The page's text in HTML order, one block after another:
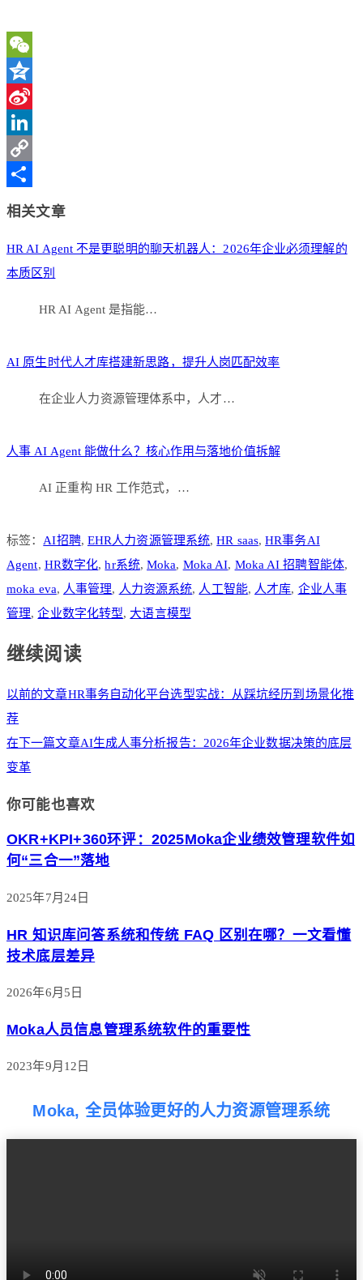
WeChat
Qzone
Sina
Weibo
LinkedIn
Copy
相关文章
HR AI Agent 不是更聪明的聊天机器人：2026年企业必须理解的
本质区别
HR AI Agent 是指能…
AI 原生时代人才库搭建新思路，提升人岗匹配效率
在企业人力资源管理体系中，人才…
人事 AI Agent 能做什么？核心作用与落地价值拆解
AI 正重构 HR 工作范式，…
标签： AI招聘, EHR人力资源管理系统,HR saas,HR事务AI
Agent, HR数字化,hr系统,Moka, Moka AI, Moka AI 招聘智能体,
moka eva, 人事管理, 人力资源系统, 人工智能, 人才库, 企业人事
管理,企业数字化转型, 大语言模型
继续阅读
以前的文章HR事务自动化平台选型实战：从踩坑经历到场景化推
荐
在下一篇文章AI生成人事分析报告：2026年企业数据决策的底层
变革
你可能也喜欢
OKR+KPI+360环评：2025Moka企业绩效管理软件如
何“三合一”落地
2025年7月24日
HR 知识库问答系统和传统 FAQ 区别在哪？一文看懂
技术底层差异
2026年6月5日
Moka人员信息管理系统软件的重要性
2023年9月12日
Moka, 全员体验更好的人力资源管理系统